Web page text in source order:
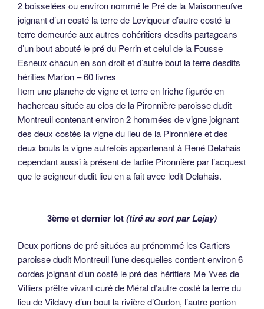
2 boisselées ou environ nommé le Pré de la Maisonneufve
joignant d’un costé la terre de Leviqueur d’autre costé la
terre demeurée aux autres cohéritiers desdits partageans
d’un bout abouté le pré du Perrin et celui de la Fousse
Esneux chacun en son droit et d’autre bout la terre desdits
hérities Marion – 60 livres
Item une planche de vigne et terre en friche figurée en
hachereau située au clos de la Pironnière paroisse dudit
Montreuil contenant environ 2 hommées de vigne joignant
des deux costés la vigne du lieu de la Pironnière et des
deux bouts la vigne autrefois appartenant à René Delahais
cependant aussi à présent de ladite Pironnière par l’acquest
que le seigneur dudit lieu en a fait avec ledit Delahais.
3ème et dernier lot(tiré au sort par Lejay)
Deux portions de pré situées au prénommé les Cartiers
paroisse dudit Montreuil l’une desquelles contient environ 6
cordes joignant d’un costé le pré des héritiers Me Yves de
Villiers prêtre vivant curé de Méral d’autre costé la terre du
lieu de Vildavy d’un bout la rivière d’Oudon, l’autre portion